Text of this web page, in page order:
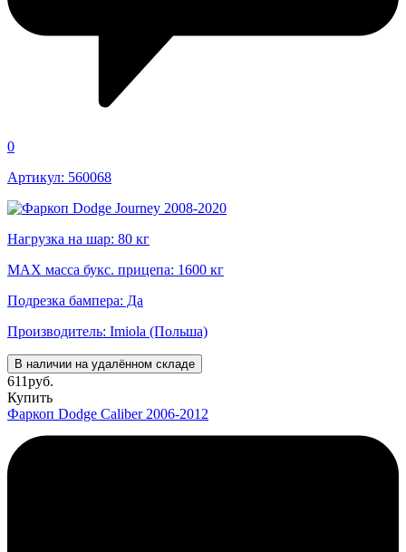
0
Артикул: 560068
Нагрузка на шар: 80 кг
MAX масса букс. прицепа: 1600 кг
Подрезка бампера: Да
Производитель: Imiola (Польша)
В наличии на удалённом складе
611руб.
Купить
Фаркоп Dodge Caliber 2006-2012